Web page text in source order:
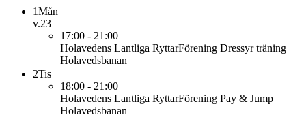
1Mån
v.23
17:00 - 21:00
Holavedens Lantliga RyttarFörening Dressyr träning
Holavedsbanan
2Tis
18:00 - 21:00
Holavedens Lantliga RyttarFörening Pay & Jump
Holavedsbanan